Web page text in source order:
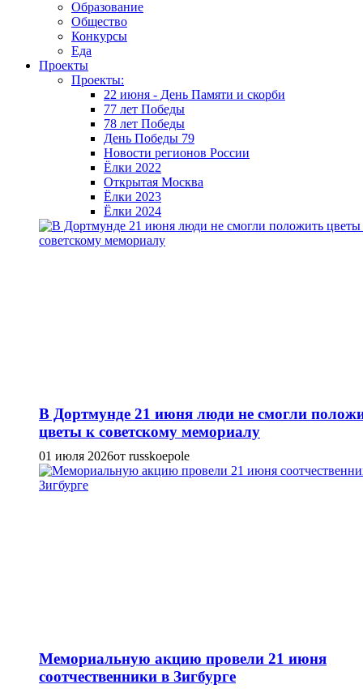
Образование
Общество
Конкурсы
Еда
Проекты
Проекты:
22 июня - День Памяти и скорби
77 лет Победы
78 лет Победы
День Победы 79
Новости регионов России
Ёлки 2022
Открытая Москва
Ёлки 2023
Ёлки 2024
В Дортмунде 21 июня люди не смогли
цветы к советскому мемориалу
01 июля 2026от russkoepole
Мемориальную акцию провели 21 июня
соотчественники в Зигбурге